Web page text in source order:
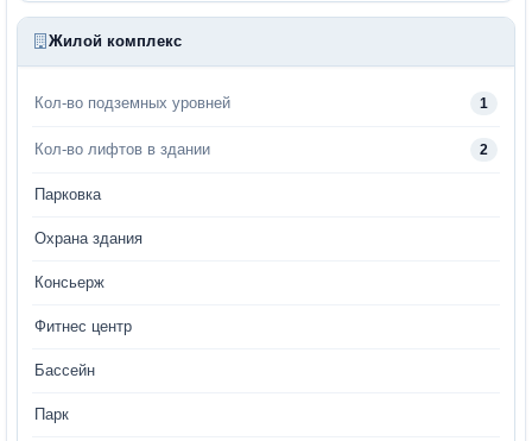
Жилой комплекс
Кол-во подземных уровней 1
Кол-во лифтов в здании 2
Парковка
Охрана здания
Консьерж
Фитнес центр
Бассейн
Парк